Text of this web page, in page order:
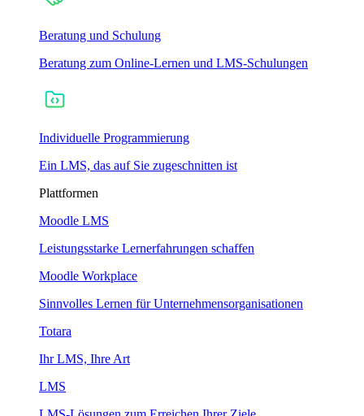
Beratung und Schulung
Beratung zum Online-Lernen und LMS-Schulungen
Individuelle Programmierung
Ein LMS, das auf Sie zugeschnitten ist
Plattformen
Moodle LMS
Leistungsstarke Lernerfahrungen schaffen
Moodle Workplace
Sinnvolles Lernen für Unternehmensorganisationen
Totara
Ihr LMS, Ihre Art
LMS